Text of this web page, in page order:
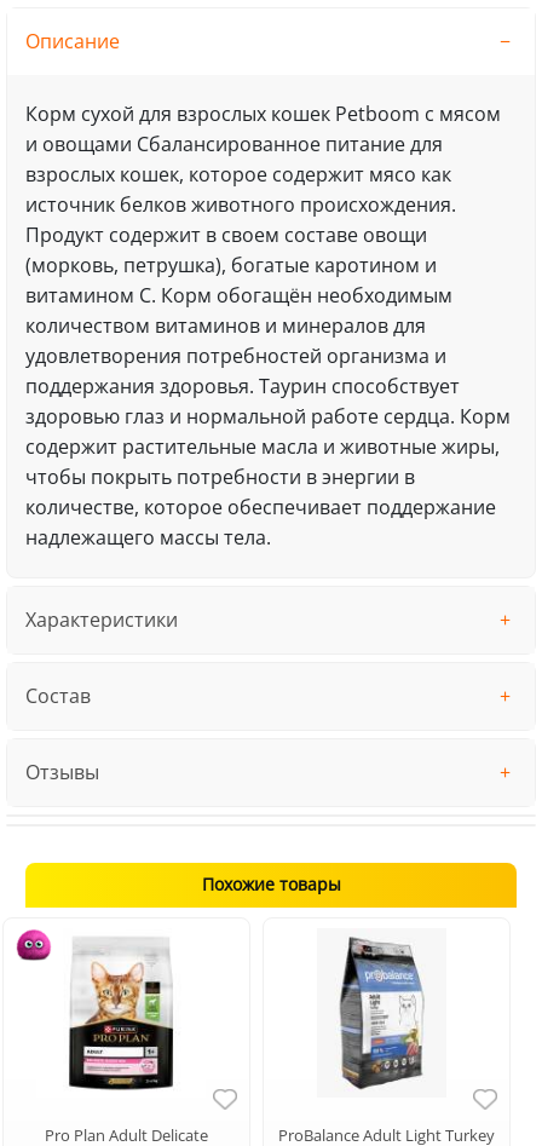
Описание
Корм сухой для взрослых кошек Petboom с мясом
и овощами Сбалансированное питание для
взрослых кошек, которое содержит мясо как
источник белков животного происхождения.
Продукт содержит в своем составе овощи
(морковь, петрушка), богатые каротином и
витамином С. Корм обогащён ​​необходимым
количеством витаминов и минералов для
удовлетворения потребностей организма и
поддержания здоровья. Таурин способствует
здоровью глаз и нормальной работе сердца. Корм
содержит растительные масла и животные жиры,
чтобы покрыть потребности в энергии в
количестве, которое обеспечивает поддержание
надлежащего массы тела.
Характеристики
Состав
Отзывы
Похожие товары
Pro Plan Adult Delicate
ProBalance Adult Light Turkey